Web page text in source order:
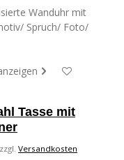
Wanduhr mit
Spruch/ Foto/
Tasse mit
zzgl. Versandkosten